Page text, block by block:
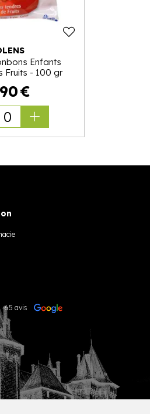
Enfants
Fruits - 100 gr
90€
0
65 avis